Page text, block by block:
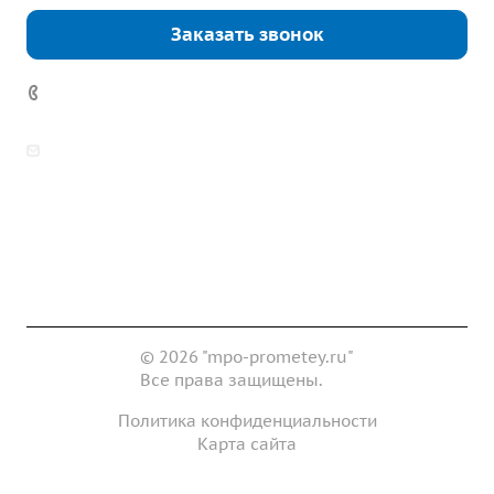
Заказать звонок
© 2026 "mpo-prometey.ru"
Все права защищены.
Политика конфиденциальности
Карта сайта